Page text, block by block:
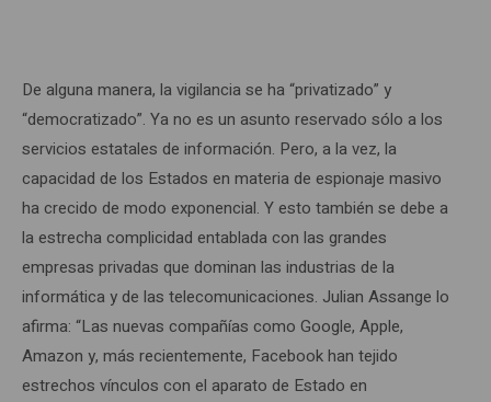
De alguna manera, la vigilancia se ha “privatizado” y
“democratizado”. Ya no es un asunto reservado sólo a los
servicios estatales de información. Pero, a la vez, la
capacidad de los Estados en materia de espionaje masivo
ha crecido de modo exponencial. Y esto también se debe a
la estrecha complicidad entablada con las grandes
empresas privadas que dominan las industrias de la
informática y de las telecomunicaciones. Julian Assange lo
afirma: “Las nuevas compañías como Google, Apple,
Amazon y, más recientemente, Facebook han tejido
estrechos vínculos con el aparato de Estado en